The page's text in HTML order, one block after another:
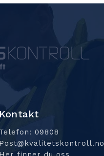
Kontakt
Telefon: 09808
Post@kvalitetskontroll.no